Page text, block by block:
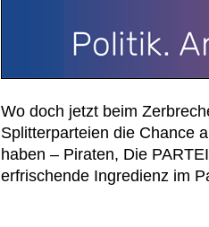
Wo doch jetzt beim
Splitterparteien die Chance
haben – Piraten, Die
erfrischende Ingredienz im